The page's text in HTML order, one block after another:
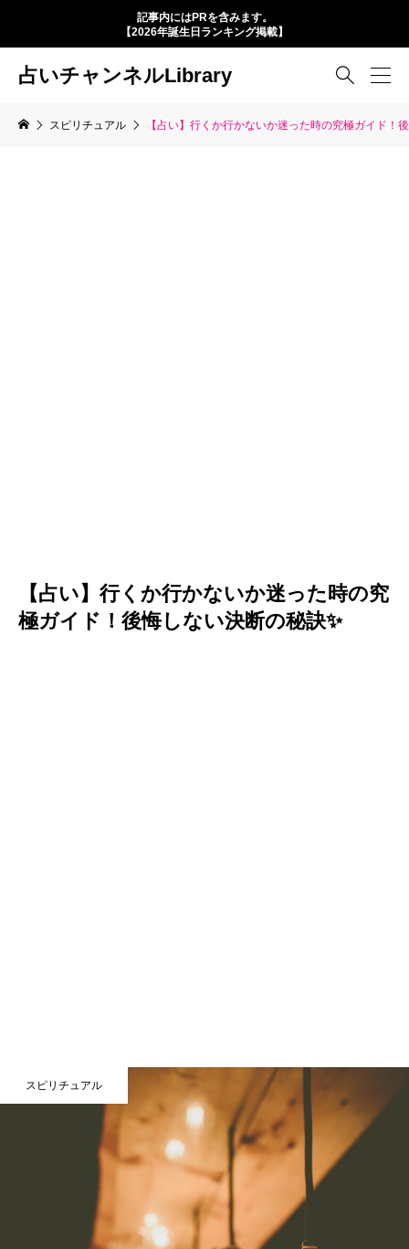
記事内にはPRを含みます。
【2026年誕生日ランキング掲載】
占いチャンネルLibrary 
スピリチュアル 【占い】行くか行かないか迷った時の究極ガイド！
【占い】行くか行かないか迷った時の究
極ガイド！後悔しない決断の秘訣✨
スピリチュアル